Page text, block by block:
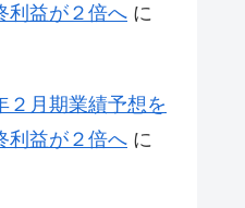
利益が２倍へ に
２月期業績予想を
利益が２倍へ に